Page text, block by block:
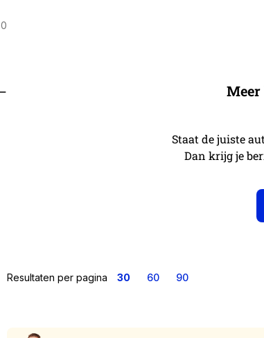
0
Meer
Staat de juiste
Dan krijg je
Resultaten per pagina 30 60 90